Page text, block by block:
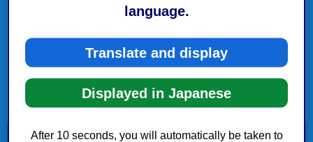
language.
Translate and display
Displayed in Japanese
After 10 seconds, you will automatically be taken to
補助金等交付
委員会等設置
事務事業実施